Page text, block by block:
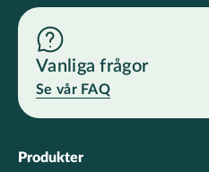
Vanliga frågor
Se vår FAQ
Footer
Produkter